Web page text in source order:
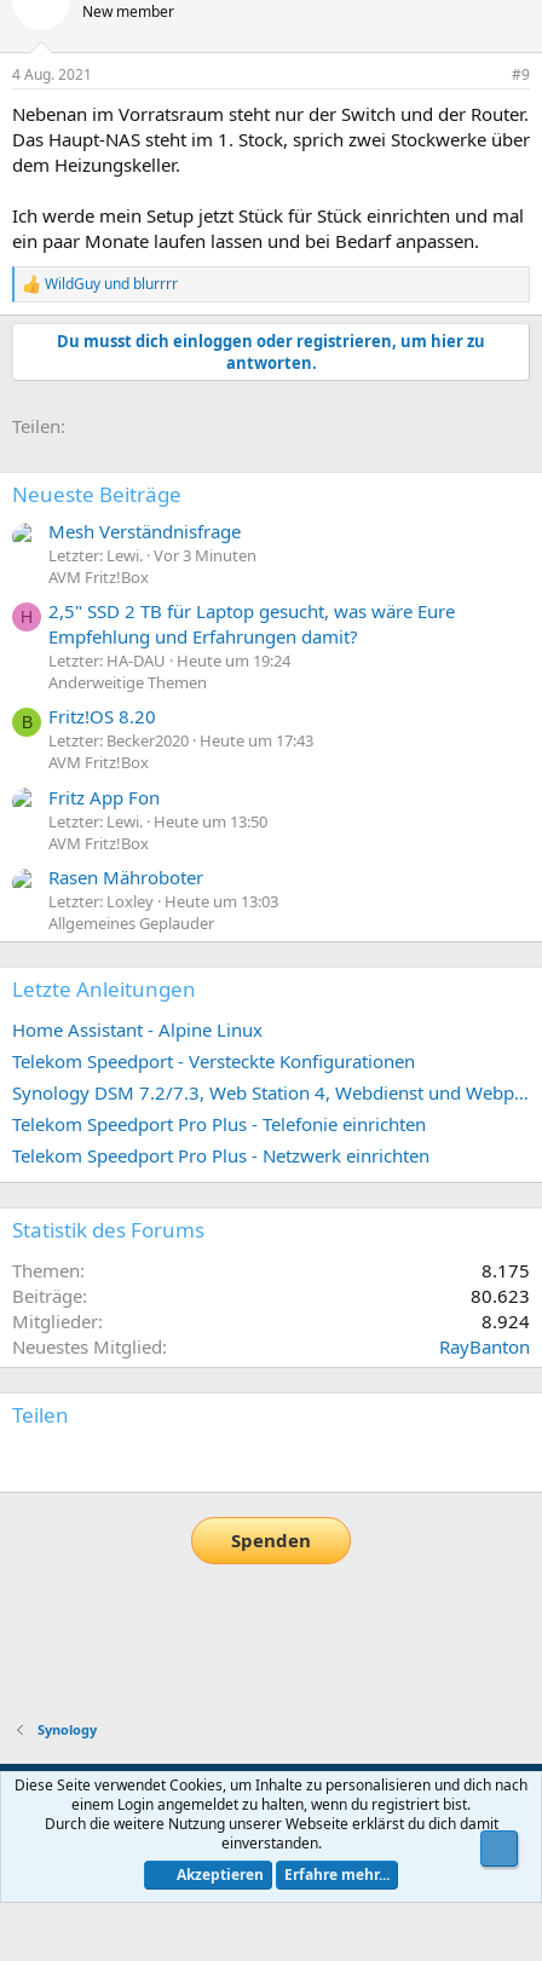
e
:
New member
4 Aug. 2021 #9
Nebenan im Vorratsraum steht nur der Switch und der Router.
Das Haupt-NAS steht im 1. Stock, sprich zwei Stockwerke über
dem Heizungskeller.
Ich werde mein Setup jetzt Stück für Stück einrichten und mal
ein paar Monate laufen lassen und bei Bedarf anpassen.
R
e
a
i
n
:
WildGuy und blurrrr
Du musst dich einloggen oder registrieren, um hier zu
antworten.
Teilen:
Neueste Beiträge
Mesh Verständnisfrage
Letzter: Lewi. Vor 3 Minuten
AVM Fritz!Box
H
2,5" SSD 2 TB für Laptop gesucht, was wäre Eure
Empfehlung und Erfahrungen damit?
Letzter: HA-DAU
Heute um 19:24
Anderweitige Themen
B Fritz!OS 8.20
Letzter: Becker2020 Heute um 17:43
AVM Fritz!Box
Fritz App Fon
Letzter: Lewi. Heute um 13:50
AVM Fritz!Box
Rasen Mähroboter
Letzter: Loxley Heute um 13:03
Allgemeines Geplauder
Letzte Anleitungen
Home Assistant - Alpine Linux
Telekom Speedport - Versteckte Konfigurationen
Synology DSM 7.2/7.3, Web Station 4, Webdienst und Webportal erstellen (ehemals vHost)
Telekom Speedport Pro Plus - Telefonie einrichten
Telekom Speedport Pro Plus - Netzwerk einrichten
Statistik des Forums
Themen
8.175
Beiträge
80.623
Mitglieder
8.924
Neuestes Mitglied
RayBanton
Teilen
Spenden
Synology
Default-Theme
Nutzungsbedingungen
Datenschutz Hilfe und Impressum Start
Community platform by XenForo® © 2010-2026 XenForo Ltd.
Diese Seite verwendet Cookies, um Inhalte zu personalisieren und dich nach
einem Login angemeldet zu halten, wenn du registriert bist.
Durch die weitere Nutzung unserer Webseite erklärst du dich damit
einverstanden.
Akzeptieren
Erfahre mehr...